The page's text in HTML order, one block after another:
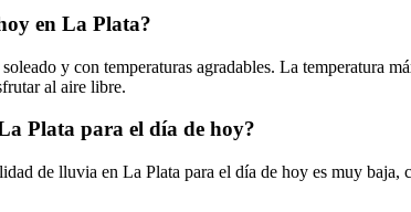
en La Plata?
y con temperaturas agradables. La temperatura
al aire libre.
Plata para el día de hoy?
de lluvia en La Plata para el día de hoy es muy